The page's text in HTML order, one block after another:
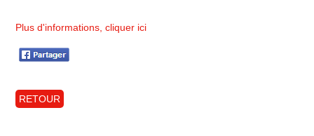
Plus d'informations, cliquer ici
RETOUR